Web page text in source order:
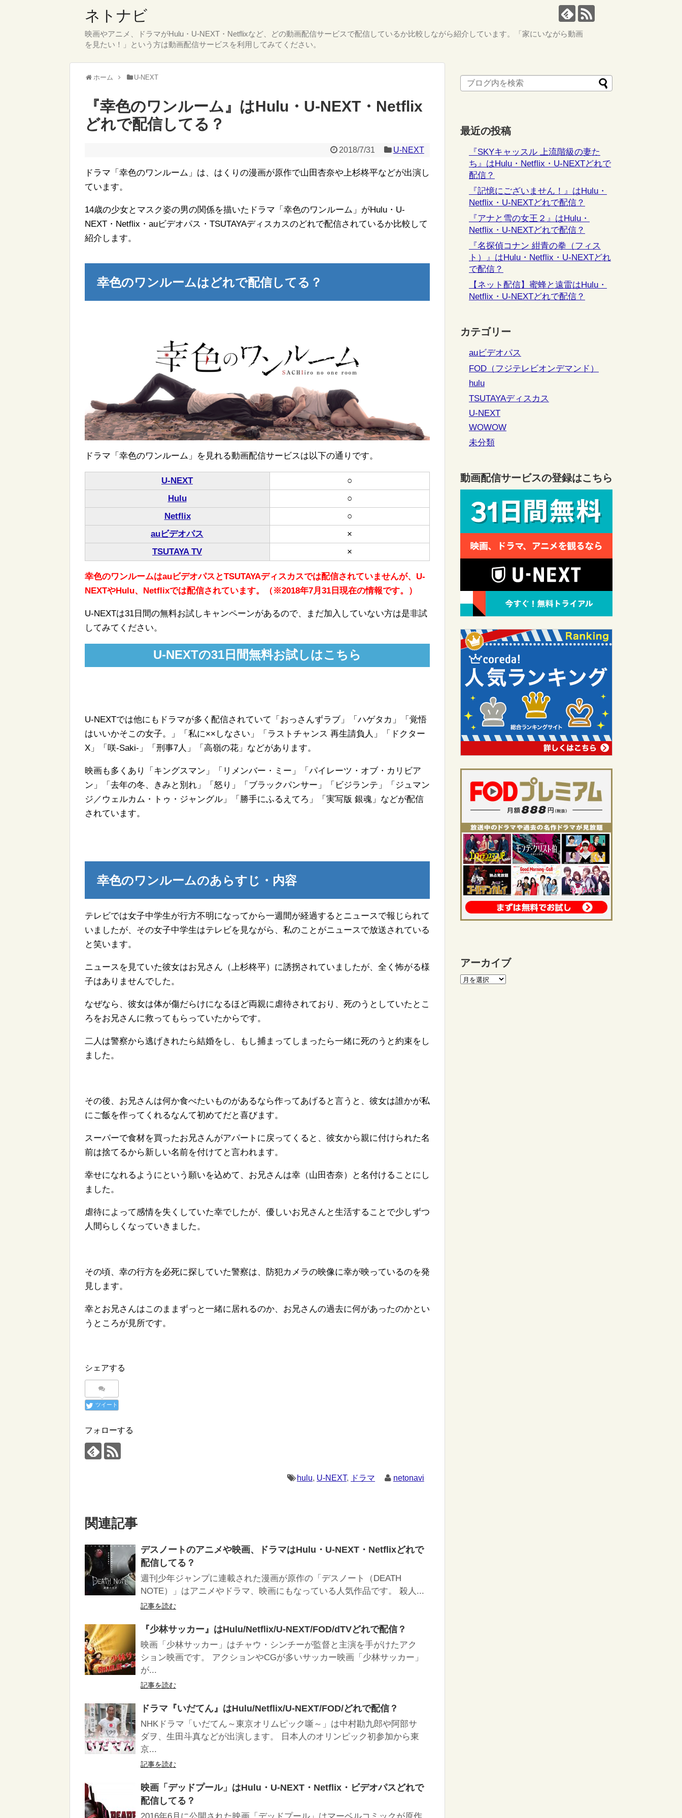
ネトナビ
映画やアニメ、ドラマがHulu・U-NEXT・Netflixなど、どの動画配信サービスで配信しているか比較しながら紹介しています。「家にいながら動画
を見たい！」という方は動画配信サービスを利用してみてください。
ホーム U-NEXT
『幸色のワンルーム』はHulu・U-NEXT・Netflix
どれで配信してる？
2018/7/31 U-NEXT
ドラマ「幸色のワンルーム」は、はくりの漫画が原作で山田杏奈や上杉柊平などが出演し
ています。
14歳の少女とマスク姿の男の関係を描いたドラマ「幸色のワンルーム」がHulu・U-
NEXT・Netflix・auビデオパス・TSUTAYAディスカスのどれで配信されているか比較して
紹介します。
幸色のワンルームはどれで配信してる？
ドラマ「幸色のワンルーム」を見れる動画配信サービスは以下の通りです。
U-NEXT
○
Hulu
○
Netflix
○
auビデオパス
×
TSUTAYA TV
×
幸色のワンルームはauビデオパスとTSUTAYAディスカスでは配信されていませんが、U-
NEXTやHulu、Netflixでは配信されています。（※2018年7月31日現在の情報です。）
U-NEXTは31日間の無料お試しキャンペーンがあるので、まだ加入していない方は是非試
してみてください。
U-NEXTの31日間無料お試しはこちら
U-NEXTでは他にもドラマが多く配信されていて「おっさんずラブ」「ハゲタカ」「覚悟
はいいかそこの女子。」「私に××しなさい」「ラストチャンス 再生請負人」「ドクター
X」「咲-Saki-」「刑事7人」「高嶺の花」などがあります。
映画も多くあり「キングスマン」「リメンバー・ミー」「パイレーツ・オブ・カリビア
ン」「去年の冬、きみと別れ」「怒り」「ブラックパンサー」「ビジランテ」「ジュマン
ジ／ウェルカム・トゥ・ジャングル」「勝手にふるえてろ」「実写版 銀魂」などが配信
されています。
幸色のワンルームのあらすじ・内容
テレビでは女子中学生が行方不明になってから一週間が経過するとニュースで報じられて
いましたが、その女子中学生はテレビを見ながら、私のことがニュースで放送されている
と笑います。
ニュースを見ていた彼女はお兄さん（上杉柊平）に誘拐されていましたが、全く怖がる様
子はありませんでした。
なぜなら、彼女は体が傷だらけになるほど両親に虐待されており、死のうとしていたとこ
ろをお兄さんに救ってもらっていたからです。
二人は警察から逃げきれたら結婚をし、もし捕まってしまったら一緒に死のうと約束をし
ました。
その後、お兄さんは何か食べたいものがあるなら作ってあげると言うと、彼女は誰かが私
にご飯を作ってくれるなんて初めてだと喜びます。
スーパーで食材を買ったお兄さんがアパートに戻ってくると、彼女から親に付けられた名
前は捨てるから新しい名前を付けてと言われます。
幸せになれるようにという願いを込めて、お兄さんは幸（山田杏奈）と名付けることにし
ました。
虐待によって感情を失くしていた幸でしたが、優しいお兄さんと生活することで少しずつ
人間らしくなっていきました。
その頃、幸の行方を必死に探していた警察は、防犯カメラの映像に幸が映っているのを発
見します。
幸とお兄さんはこのままずっと一緒に居れるのか、お兄さんの過去に何があったのかとい
うところが見所です。
シェアする
ツイート
フォローする
hulu, U-NEXT, ドラマ netonavi
関連記事
デスノートのアニメや映画、ドラマはHulu・U-NEXT・Netflixどれで
配信してる？
週刊少年ジャンプに連載された漫画が原作の「デスノート（DEATH
NOTE）」はアニメやドラマ、映画にもなっている人気作品です。 殺人...
記事を読む
『少林サッカー』はHulu/Netflix/U-NEXT/FOD/dTVどれで配信？
映画「少林サッカー」はチャウ・シンチーが監督と主演を手がけたアク
ション映画です。 アクションやCGが多いサッカー映画「少林サッカー」
が...
記事を読む
ドラマ『いだてん』はHulu/Netflix/U-NEXT/FOD/どれで配信？
NHKドラマ「いだてん～東京オリムピック噺～」は中村勘九郎や阿部サ
ダヲ、生田斗真などが出演します。 日本人のオリンピック初参加から東
京...
記事を読む
映画「デッドプール」はHulu・U-NEXT・Netflix・ビデオパスどれで
配信してる？
2016年6月に公開された映画「デッドプール」はマーベルコミックが原作
最近の投稿
『SKYキャッスル 上流階級の妻た
ち』はHulu・Netflix・U-NEXTどれで
配信？
『記憶にございません！』はHulu・
Netflix・U-NEXTどれで配信？
『アナと雪の女王２』はHulu・
Netflix・U-NEXTどれで配信？
『名探偵コナン 紺青の拳（フィス
ト）』はHulu・Netflix・U-NEXTどれ
で配信？
【ネット配信】蜜蜂と遠雷はHulu・
Netflix・U-NEXTどれで配信？
カテゴリー
auビデオパス
FOD（フジテレビオンデマンド）
hulu
TSUTAYAディスカス
U-NEXT
WOWOW
未分類
動画配信サービスの登録はこちら
アーカイブ